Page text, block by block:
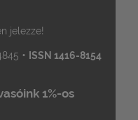
jelezze!
• ISSN 1416-8154
1%-os